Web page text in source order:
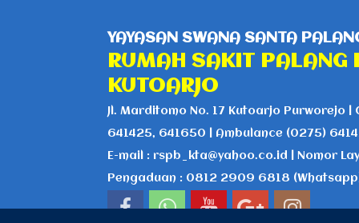
YAYASAN SWANA SANTA
RUMAH SAKIT PALANG
KUTOARJO
Jl. Marditomo No. 17 Kutoarjo Purworejo |
641425, 641650 | Ambulance (0275)
E-mail : rspb_kta@yahoo.co.id | Nomor
Pengaduan : 0812 2909 6818